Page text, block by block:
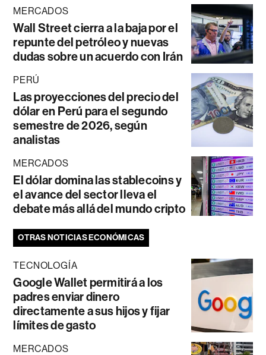
MERCADOS
Wall Street cierra a la baja por el
repunte del petróleo y nuevas
dudas sobre un acuerdo con Irán
PERÚ
Las proyecciones del precio del
dólar en Perú para el segundo
semestre de 2026, según
analistas
MERCADOS
El dólar domina las stablecoins y
el avance del sector lleva el
debate más allá del mundo cripto
OTRAS NOTICIAS ECONÓMICAS
TECNOLOGÍA
Google Wallet permitirá a los
padres enviar dinero
directamente a sus hijos y fijar
límites de gasto
MERCADOS